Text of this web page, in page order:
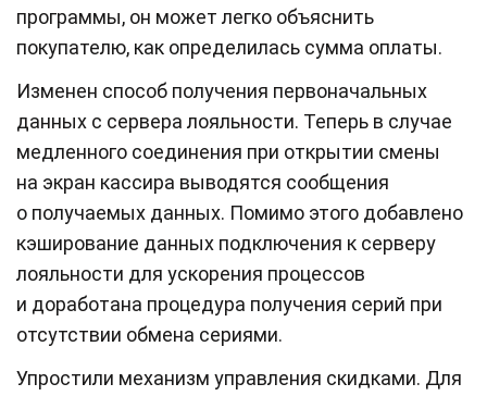
программы, он может легко объяснить
покупателю, как определилась сумма оплаты.
Изменен способ получения первоначальных
данных с сервера лояльности. Теперь в случае
медленного соединения при открытии смены
на экран кассира выводятся сообщения
о получаемых данных. Помимо этого добавлено
кэширование данных подключения к серверу
лояльности для ускорения процессов
и доработана процедура получения серий при
отсутствии обмена сериями.
Упростили механизм управления скидками. Для